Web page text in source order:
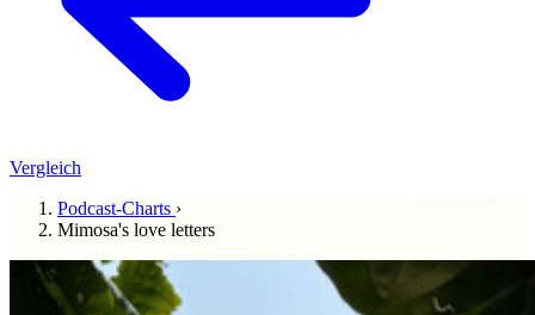
Vergleich
Podcast-Charts ›
Mimosa's love letters